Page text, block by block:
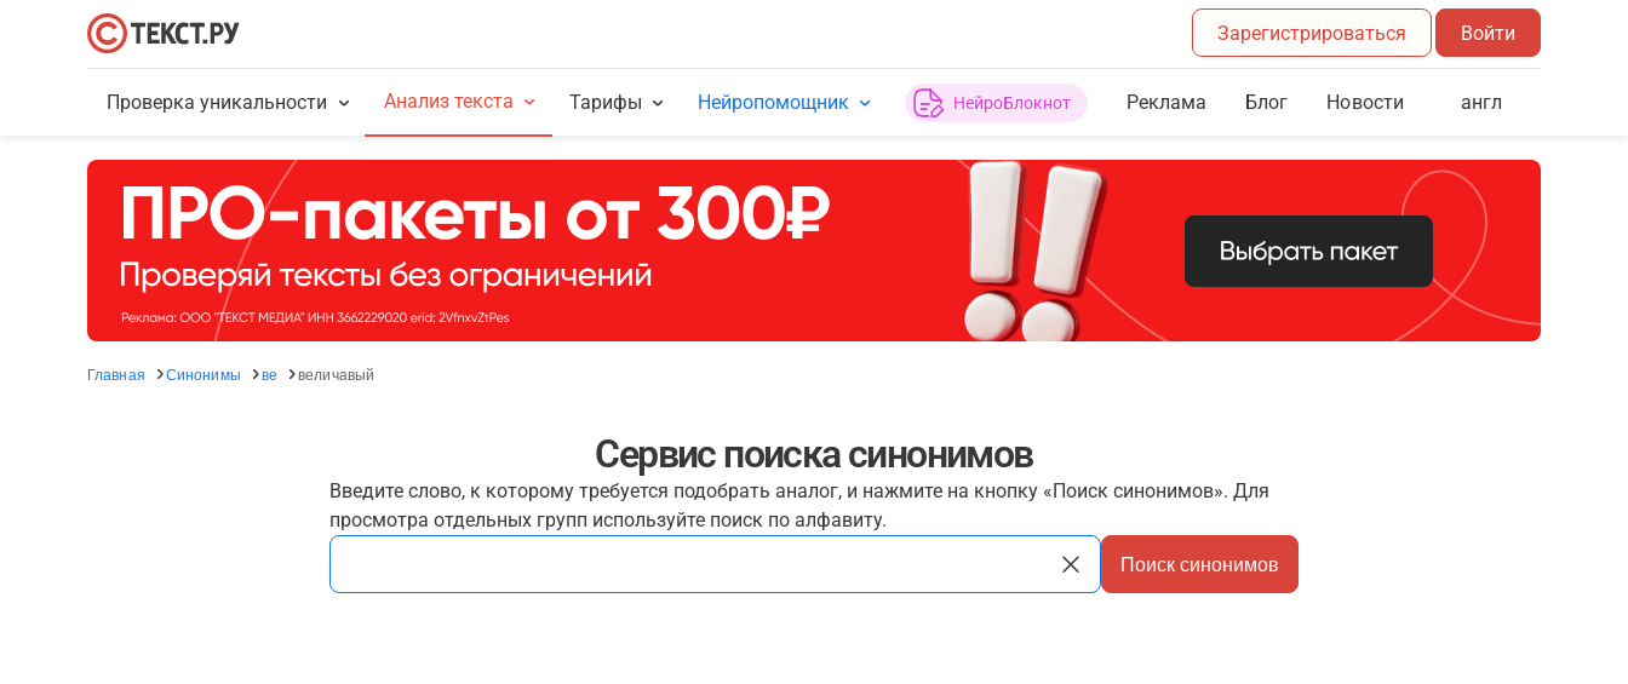
Зарегистрироваться Войти
Проверка уникальности Анализ текста Тарифы Нейропомощник НейроБлокнот Реклама Блог Новости англ
Главная Синонимы ве величавый
Сервис поиска синонимов
Введите слово, к которому требуется подобрать аналог, и нажмите на кнопку «Поиск синонимов». Для
просмотра отдельных групп используйте поиск по алфавиту.
Поиск синонимов